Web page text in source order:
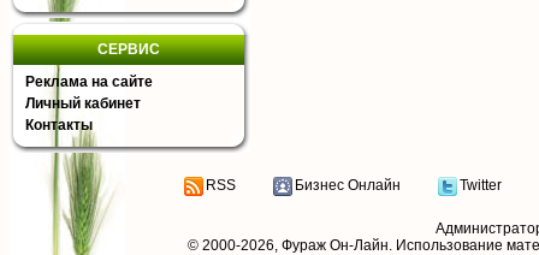
СЕРВИС
Реклама на сайте
Личный кабинет
Контакты
RSS Бизнес Онлайн Twitter
© 2000-2026, Фураж Он-Лайн. Использование